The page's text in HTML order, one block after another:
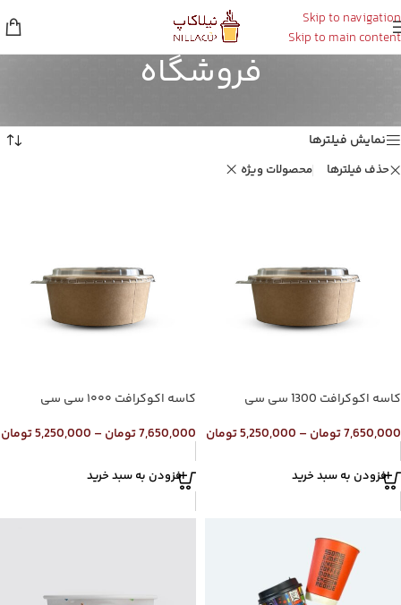
Skip to navigation
Skip to main content
فروشگاه
نمایش فیلترها
حذف فیلترها محصولات ویژه
کاسه اکوکرافت 1300 سی سی
7,650,000تومان –
5,250,000تومان
افزودن به سبد خرید
کاسه اکوکرافت ۱۰۰۰ سی سی
7,650,000تومان –
5,250,000تومان
افزودن به سبد خرید